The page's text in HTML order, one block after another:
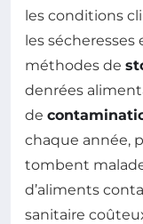
les conditions
les
méthodes de
denrées
de
chaque année,
tombent
d’aliments
sanitaire